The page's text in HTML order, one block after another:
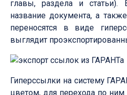
главы, раздела и
название документа, а
переносятся в виде
выглядит
Гиперссылки на систему
цветом, для перехода по